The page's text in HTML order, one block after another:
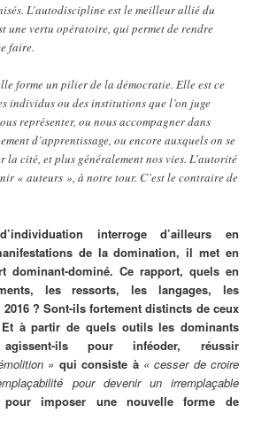
L’autodiscipline est le meilleur allié du
une vertu opératoire, qui permet de rendre
faire.
forme un pilier de la démocratie. Elle est ce
individus ou des institutions que l’on juge
représenter, ou nous accompagner dans
d’apprentissage, ou encore auxquels on se
la cité, et plus généralement nos vies. L’autorité
« auteurs », à notre tour. C’est le contraire de
interroge d’ailleurs en
de la domination, il met en
dominant-dominé. Ce rapport, quels en
les ressorts, les langages, les
? Sont-ils fortement distincts de ceux
à partir de quels outils les dominants
agissent-ils pour inféoder, réussir
» qui consiste à « cesser de croire
pour devenir un irremplaçable
imposer une nouvelle forme de